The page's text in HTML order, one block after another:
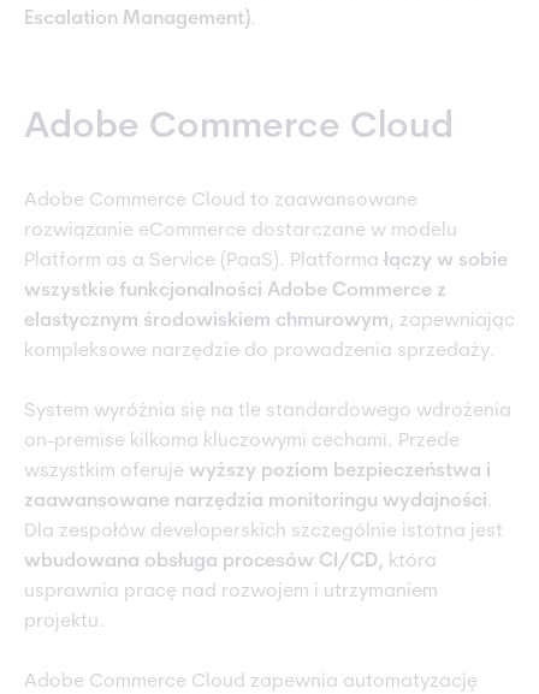
Escalation Management).
Adobe Commerce Cloud
Adobe Commerce Cloud to zaawansowane
rozwiązanie eCommerce dostarczane w modelu
Platform as a Service (PaaS). Platforma łączy w sobie
wszystkie funkcjonalności Adobe Commerce z
elastycznym środowiskiem chmurowym, zapewniając
kompleksowe narzędzie do prowadzenia sprzedaży.
System wyróżnia się na tle standardowego wdrożenia
on-premise kilkoma kluczowymi cechami. Przede
wszystkim oferuje wyższy poziom bezpieczeństwa i
zaawansowane narzędzia monitoringu wydajności.
Dla zespołów developerskich szczególnie istotna jest
wbudowana obsługa procesów CI/CD, która
usprawnia pracę nad rozwojem i utrzymaniem
projektu.
Adobe Commerce Cloud zapewnia automatyzację